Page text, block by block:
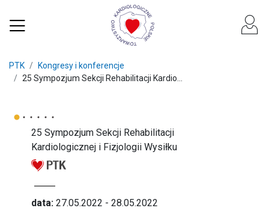
PTK
Kongresy i konferencje
25 Sympozjum Sekcji Rehabilitacji Kardio...
25 Sympozjum Sekcji Rehabilitacji
Kardiologicznej i Fizjologii Wysiłku
data: 27.05.2022 - 28.05.2022